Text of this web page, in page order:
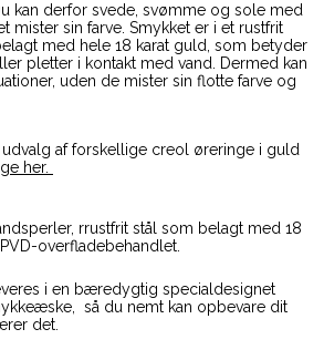
kan derfor svede, svømme og sole med
mister sin farve. Smykket er i et rustfrit
med hele 18 karat guld, som betyder
pletter i kontakt med vand. Dermed kan
uden de mister sin flotte farve og
af forskellige creol øreringe i guld
her.
rrustfrit stål som belagt med 18
overfladebehandlet.
i en bæredygtig specialdesignet
så du nemt kan opbevare dit
det.